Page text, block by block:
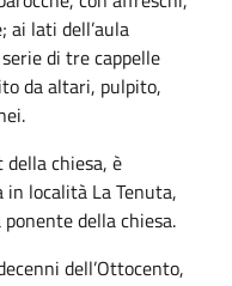
ai lati dell’aula
di tre cappelle
da altari, pulpito,
chiesa, è
località La Tenuta,
della chiesa.
dell’Ottocento,